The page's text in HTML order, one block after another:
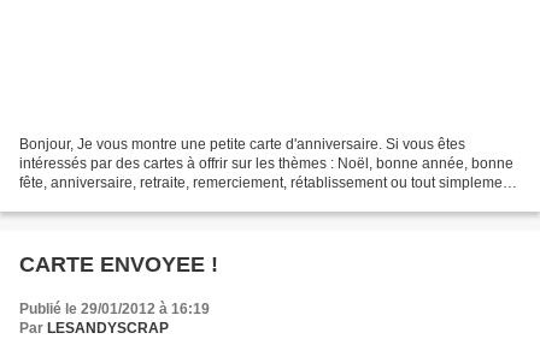
Bonjour, Je vous montre une petite carte d'anniversaire. Si vous êtes
intéressés par des cartes à offrir sur les thèmes : Noël, bonne année, bonne
fête, anniversaire, retraite, remerciement, rétablissement ou tout simplement
CARTE ENVOYEE !
Publié le 29/01/2012 à 16:19
Par LESANDYSCRAP